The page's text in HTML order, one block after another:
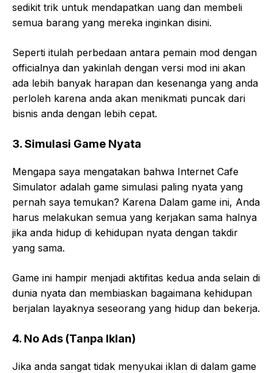
sedikit trik untuk mendapatkan uang dan membeli
semua barang yang mereka inginkan disini.
Seperti itulah perbedaan antara pemain mod dengan
officialnya dan yakinlah dengan versi mod ini akan
ada lebih banyak harapan dan kesenanga yang anda
perloleh karena anda akan menikmati puncak dari
bisnis anda dengan lebih cepat.
3. Simulasi Game Nyata
Mengapa saya mengatakan bahwa Internet Cafe
Simulator adalah game simulasi paling nyata yang
pernah saya temukan? Karena Dalam game ini, Anda
harus melakukan semua yang kerjakan sama halnya
jika anda hidup di kehidupan nyata dengan takdir
yang sama.
Game ini hampir menjadi aktifitas kedua anda selain di
dunia nyata dan membiaskan bagaimana kehidupan
berjalan layaknya seseorang yang hidup dan bekerja.
4. No Ads (Tanpa Iklan)
Jika anda sangat tidak menyukai iklan di dalam game